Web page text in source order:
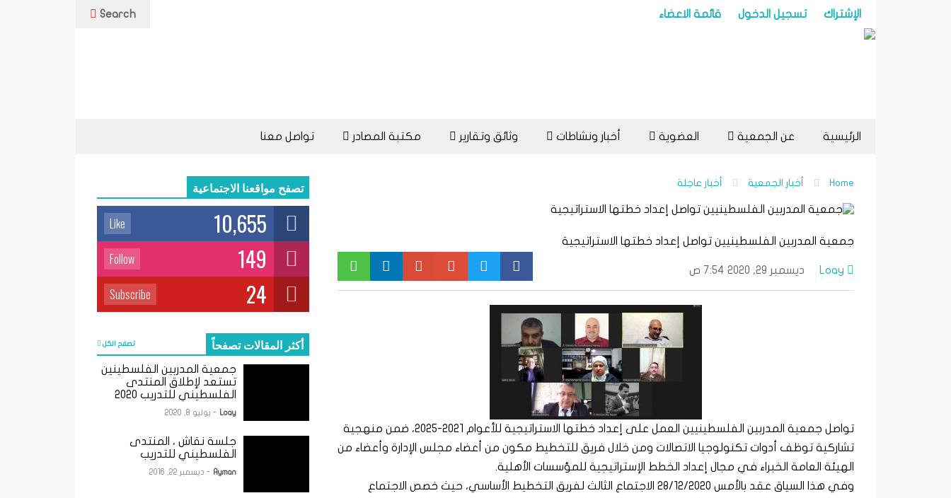
الإشتراك تسجيل الدخول قائمة الاعضاء Search
الرئيسية عن الجمعية العضوية أخبار ونشاطات وثائق وتقارير مكتبة المصادر تواصل معنا
Home أخبار الجمعية أخبار عاجلة
جمعية المدربين الفلسطينيين تواصل إعداد خطتها الاستراتيجية
ديسمبر 29, 2020 7:54 ص
تواصل جمعية المدربين الفلسطينيين العمل على إعداد خطتها الاستراتيجية للأعوام 2021-2025، ضمن منهجية
تشاركية توظف أدوات تكنولوجيا الاتصالات ومن خلال فريق للتخطيط مكون من أعضاء مجلس الإدارة وأعضاء من
الهيئة العامة الخبراء في مجال إعداد الخطط الإستراتيجية للمؤسسات الأهلية.
وفي هذا السياق عقد بالأمس 28/12/2020 الاجتماع الثالث لفريق التخطيط الأساسي، حيث خصص الاجتماع
تصفح مواقعنا الاجتماعية
10,655
Like
149
Follow
24
Subscribe
أكثر المقالات تصفحاً تصفح الكل
جمعية المدربين الفلسطينين
تستعد لإطلاق المنتدى
الفلسطيني للتدريب 2020
Loay - يوليو 8, 2020
جلسة نقاش ، المنتدى
الفلسطيني للتدريب
Ayman - ديسمبر 22, 2016